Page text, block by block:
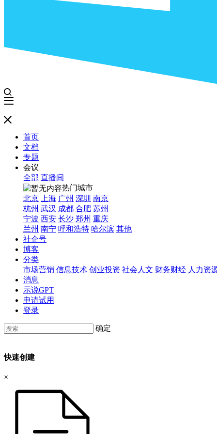
首页
文档
专题
会议
全部 直播间
热门城市
北京
上海 广州 深圳 南京
杭州 武汉 成都 合肥 苏州
宁波 西安 长沙 郑州 重庆
兰州 南宁 呼和浩特 哈尔滨 其他
社企号
博客
分类
市场营销 信息技术 创业投资 社会人文 财务财经 人力资
消息
示说GPT
申请试用
登录
确定
快速创建
×